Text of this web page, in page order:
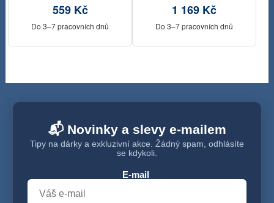
559 Kč
Do 3–7 pracovních dnů
1 169 Kč
Do 3–7 pracovních dnů
📬 Novinky a slevy e-mailem
Tipy na dárky a exkluzivní akce. Žádný spam, odhlásíte
se kdykoli.
E-mail